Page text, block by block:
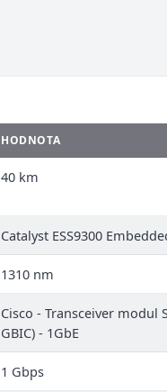
HODNOTA
40 km
Catalyst ESS9300
1310 nm
Cisco - Transceiver modul
GBIC) - 1GbE
1 Gbps